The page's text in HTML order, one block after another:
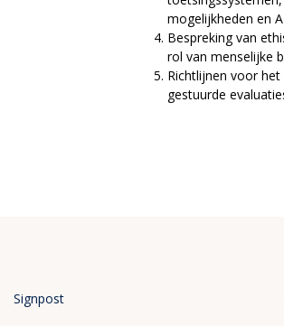
mogelijkheden en
Bespreking van
rol van menselijke
Richtlijnen voor
gestuurde
Signpost